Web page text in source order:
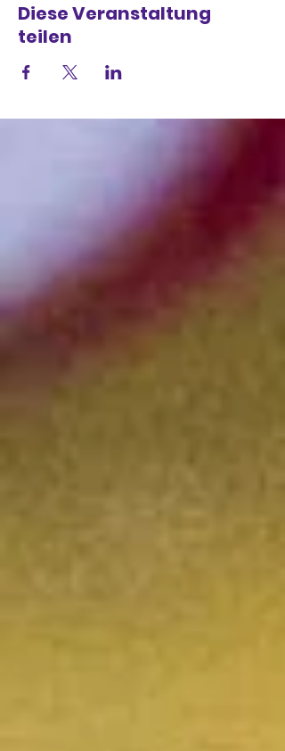
Diese Veranstaltung
teilen